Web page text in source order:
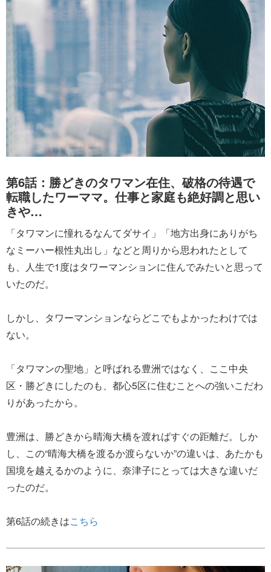
第6話：勝どきのタワマン在住、破格の待遇で
転職したワーママ。仕事と家庭も絶好調と思い
きや…
「タワマンに憧れるなんてダサイ」「地方出身にありがち
なミーハー根性丸出し」などと周りから思われたとして
も、人生で1度はタワーマンションに住んでみたいと思って
いたのだ。
しかし、タワーマンションならどこでもよかったわけでは
ない。
「タワマンの聖地」と呼ばれる豊洲ではなく、ここ中央
区・勝どきにしたのも、都心5区に住むことへの強いこだわ
りがあったから。
豊洲は、勝どきから晴海大橋を渡ればすぐの距離だ。しか
し、この“晴海大橋を渡るか渡らないか”の違いは、あたかも
国境を越えるかのように、奈津子にとっては大きな違いだ
ったのだ。
第6話の続きはこちら